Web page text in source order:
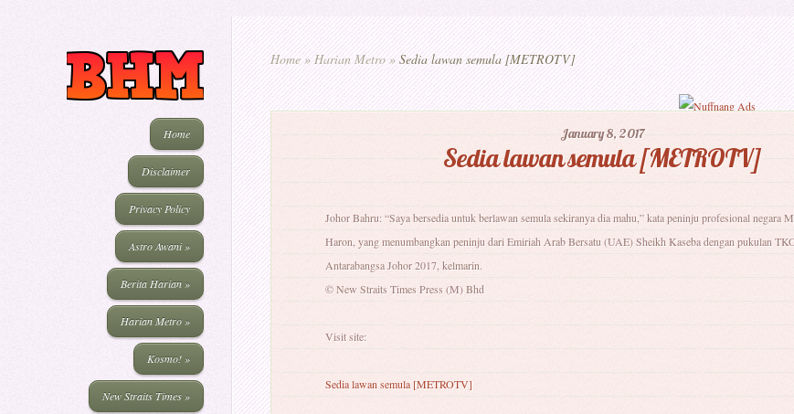
Home
Disclaimer
Privacy Policy
Astro Awani»
Berita Harian»
Harian Metro»
Kosmo!»
New Straits Times»
Home » Harian Metro »Sedia lawan semula [METROTV]
January 8, 2017
Sedia lawan semula [METROTV]
Johor Bahru: “Saya bersedia untuk berlawan semula sekiranya dia mahu,” kata peninju profesional negara
Haron, yang menumbangkan peninju dari Emiriah Arab Bersatu (UAE) Sheikh Kaseba dengan pukulan
Antarabangsa Johor 2017, kelmarin.
© New Straits Times Press (M) Bhd
Visit site:
Sedia lawan semula [METROTV]